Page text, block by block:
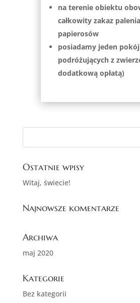
na terenie obiektu
całkowity zakaz palenia
papierosów
posiadamy jeden
podróżujących z
dodatkową opłatą)
Ostatnie wpisy
Witaj, świecie!
Najnowsze komentarze
Archiwa
maj 2020
Kategorie
Bez kategorii